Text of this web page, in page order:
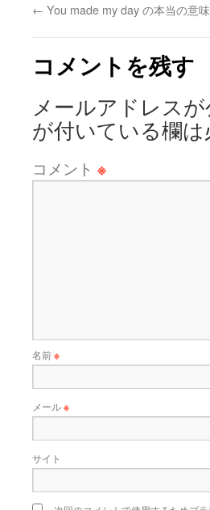
← You made my day の本当の意味
コメントを残す
メールアドレス
が付いている欄
コメント ※
名前※
メール※
サイト